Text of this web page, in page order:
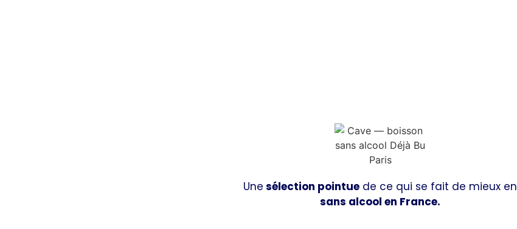
Une sélection pointue de ce qui se fait de mieux en
sans alcool en France.